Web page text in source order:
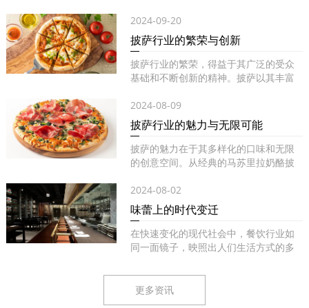
2024-09-20
披萨行业的繁荣与创新
披萨行业的繁荣，得益于其广泛的受众
基础和不断创新的精神。披萨以其丰富
2024-08-09
披萨行业的魅力与无限可能
披萨的魅力在于其多样化的口味和无限
的创意空间。从经典的马苏里拉奶酪披
2024-08-02
味蕾上的时代变迁
在快速变化的现代社会中，餐饮行业如
同一面镜子，映照出人们生活方式的多
更多资讯